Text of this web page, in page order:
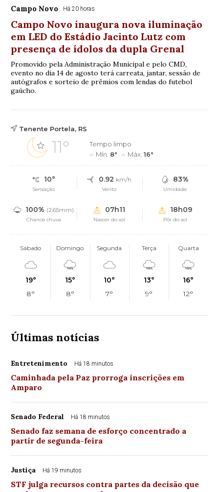
Campo Novo Há 20 horas
Campo Novo inaugura nova iluminação
em LED do Estádio Jacinto Lutz com
presença de ídolos da dupla Grenal
Promovido pela Administração Municipal e pelo CMD,
evento no dia 14 de agosto terá carreata, jantar, sessão de
autógrafos e sorteio de prêmios com lendas do futebol
gaúcho.
Tenente Portela, RS
11°
Tempo limpo
Mín. 8° Máx.16°
10°
Sensação
0.92 km/h
Vento
83%
Umidade
100% (2.65mm)
Chance chuva
07h11
Nascer do sol
18h09
Pôr do sol
Sábado
19°
8°
Domingo
15°
8°
Segunda
10°
7°
Terça
13°
9°
Quarta
16°
12°
Últimas notícias
Entretenimento Há 18 minutos
Caminhada pela Paz prorroga inscrições em
Amparo
Senado Federal Há 18 minutos
Senado faz semana de esforço concentrado a
partir de segunda-feira
Justiça Há 19 minutos
STF julga recursos contra partes da decisão que